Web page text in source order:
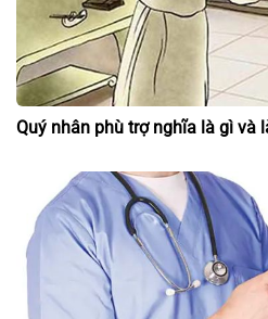
Quý nhân phù trợ nghĩa là gì và